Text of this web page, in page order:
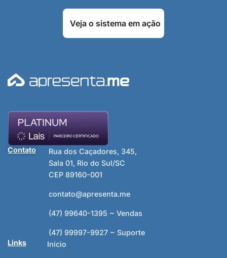
Veja o sistema em ação
Contato
Rua dos Caçadores, 345,
Sala 01, Rio do Sul/SC
CEP 89160-001
contato@apresenta.me
(47) 99640-1395 ~ Vendas
(47) 99997-9927 ~ Suporte
Links
Início